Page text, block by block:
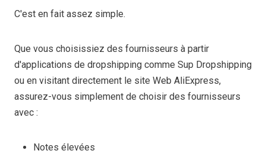
C'est en fait assez simple.
Que vous choisissiez des fournisseurs à partir
d'applications de dropshipping comme Sup Dropshipping
ou en visitant directement le site Web AliExpress,
assurez-vous simplement de choisir des fournisseurs
avec :
Notes élevées